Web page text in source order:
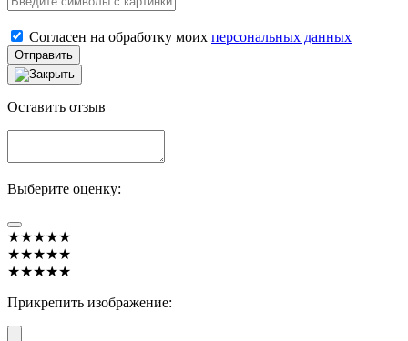
Согласен на обработку моих персональных данных
Отправить
Оставить отзыв
Выберите оценку:
★★★★★
★★★★★
★★★★★
Прикрепить изображение: